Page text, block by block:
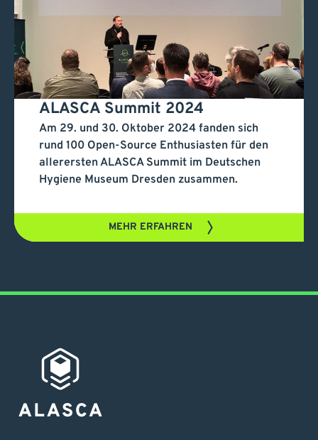
ALASCA Summit 2024
Am 29. und 30. Oktober 2024 fanden sich
rund 100 Open-Source Enthusiasten für den
allerersten ALASCA Summit im Deutschen
Hygiene Museum Dresden zusammen.
ALASCA Summit 2024
MEHR ERFAHREN